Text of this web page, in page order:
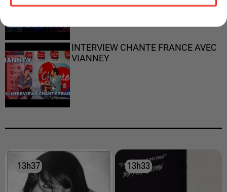
INTERVIEW CHANTE FRANCE AVEC
VIANNEY
13h37
13h37 13h33
13h33